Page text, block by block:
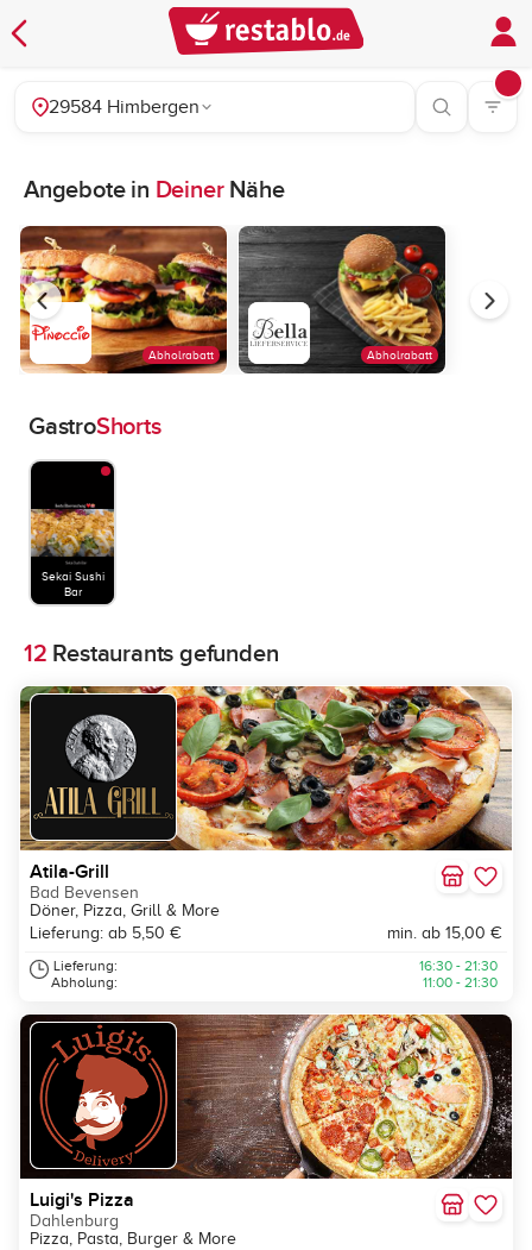
29584 Himbergen
Angebote in DeinerNähe
Abholrabatt Abholrabatt
GastroShorts
Sekai Sushi
Bar
12 Restaurants gefunden
Atila-Grill
Bad Bevensen
Döner, Pizza, Grill & More
Lieferung: ab 5,50 €
min. ab 15,00 €
Lieferung:
Abholung:
16:30 - 21:30
11:00 - 21:30
Luigi's Pizza
Dahlenburg
Pizza, Pasta, Burger & More